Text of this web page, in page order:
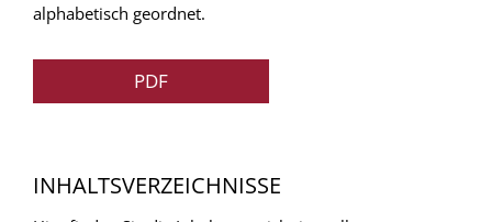
alphabetisch geordnet.
PDF
INHALTSVERZEICHNISSE